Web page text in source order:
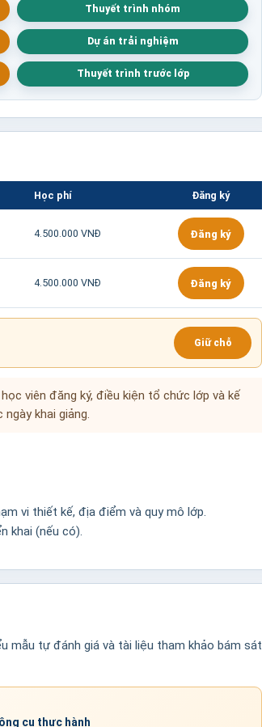
Thuyết trình nhóm
Dự án trải nghiệm
Thuyết trình trước lớp
Học phí Đăng ký
4.500.000 VNĐ Đăng ký
4.500.000 VNĐ Đăng ký
Giữ chỗ
viên đăng ký, điều kiện tổ chức lớp và kế
khai giảng.
vi thiết kế, địa điểm và quy mô lớp.
khai (nếu có).
mẫu tự đánh giá và tài liệu tham khảo bám sát
cụ thực hành